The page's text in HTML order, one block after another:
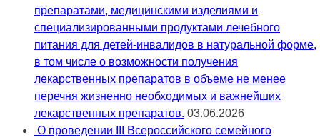
препаратами, медицинскими изделиями и
специализированными продуктами лечебного
питания для детей-инвалидов в натуральной форме,
в том числе о возможности получения
лекарственных препаратов в объеме не менее
перечня жизненно необходимых и важнейших
лекарственных препаратов. 03.06.2026
О проведении III Всероссийского семейного